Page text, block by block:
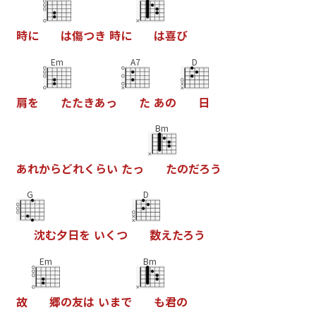
時に は傷つき 時に は喜び
肩を
Em
たたきあっ
A7
た あの
D
日
あれからどれく らい たっ
Bm
たのだろう
G
沈む夕日を いく つ
D
数えたろう
故
Em
郷の友は いまで
Bm
も君の